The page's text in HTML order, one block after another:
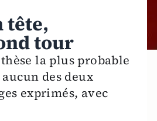
tête,
tour
la plus probable
des deux
exprimés, avec